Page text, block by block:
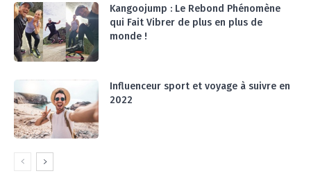
Kangoojump : Le Rebond Phénomène
qui Fait Vibrer de plus en plus de
monde !
Influenceur sport et voyage à suivre en
2022